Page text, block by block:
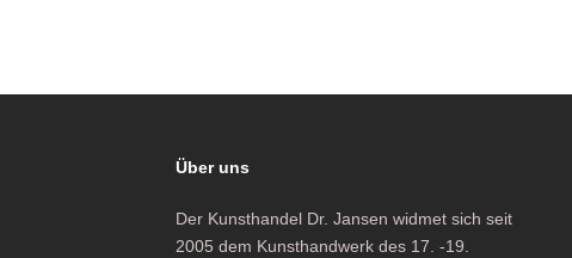
Über uns
Der Kunsthandel Dr. Jansen widmet sich seit
2005 dem Kunsthandwerk des 17. -19.